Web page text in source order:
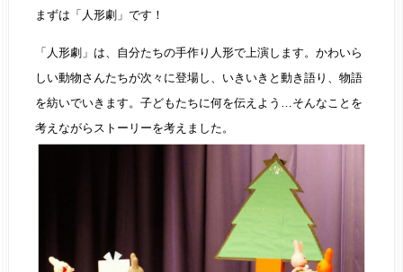
まずは「人形劇」です！
「人形劇」は、自分たちの手作り人形で上演します。かわいら
しい動物さんたちが次々に登場し、いきいきと動き語り、物語
を紡いでいきます。子どもたちに何を伝えよう…そんなことを
考えながらストーリーを考えました。